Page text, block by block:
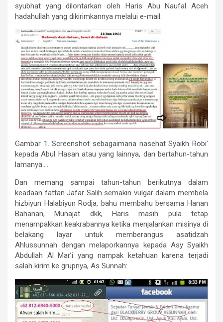
syubhat yang dilontarkan oleh Haris Abu Naufal Aceh
hadahullah yang dikirimkannya melalui e-mail:
Gambar 1. Screenshot sebagaimana nasehat Syaikh Robi’
kepada Abul Hasan atau yang lainnya, dan bertahun-tahun
lamanya….
Dan memang sampai tahun-tahun berikutnya dalam
keadaan fattan Jafar Salih semakin vulgar dalam membela
hizbiyun Halabiyun Rodja, bahu membahu bersama Hanan
Bahanan, Munajat dkk, Haris masih pula tetap
menampakkan keakrabannya ketika menjalankan misinya di
belakang layar untuk memberangus asatidzah
Ahlussunnah dengan melaporkannya kepada Asy Syaikh
Abdullah Al Mar’i yang nampak ketahuan karena terjadi
salah kirim ke grupnya, As Sunnah: